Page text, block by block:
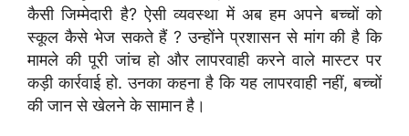
कैसी जिम्मेदारी है? ऐसी व्यवस्था में अब हम अपने बच्चों को
स्कूल कैसे भेज सकते हैं ? उन्होंने प्रशासन से मांग की है कि
मामले की पूरी जांच हो और लापरवाही करने वाले मास्टर पर
कड़ी कार्रवाई हो. उनका कहना है कि यह लापरवाही नहीं, बच्चों
की जान से खेलने के सामान है।